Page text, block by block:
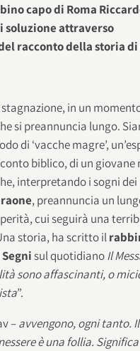
capo di Roma
soluzione attraverso
racconto della storia di
in un
si preannuncia lungo.
di ‘vacche magre’,
biblico, di un giovane
interpretando i sogni dei
, preannuncia un
cui seguirà una
storia, ha scritto il
sul quotidianoIl
sono affascinanti, o
”.
–avvengono, ogni tanto.
è una follia. Significa